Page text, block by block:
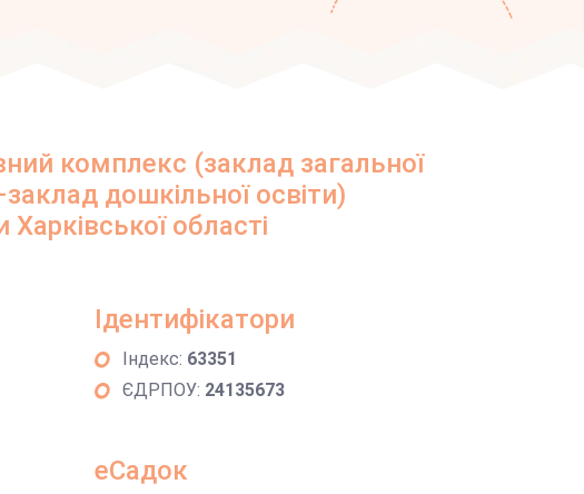
комплекс (заклад загальної
дошкільної освіти)
області
Ідентифікатори
Індекс: 63351
ЄДРПОУ: 24135673
еСадок